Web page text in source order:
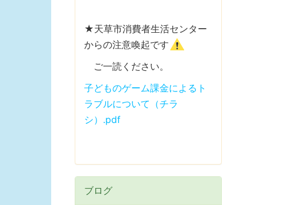
★天草市消費者生活センター
からの注意喚起です
ご一読ください。
子どものゲーム課金によるト
ラブルについて（チラ
シ）.pdf
ブログ